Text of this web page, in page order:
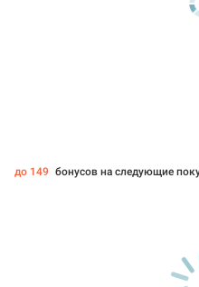
до 149 бонусов на следующие